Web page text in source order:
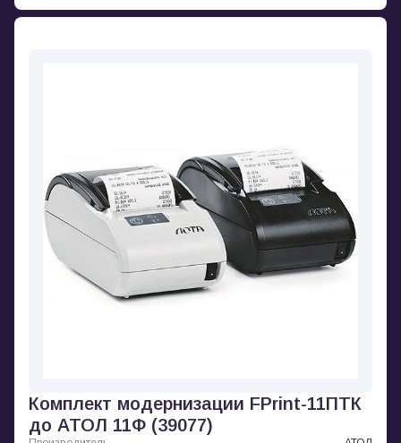
Комплект модернизации FPrint-11ПТК
до АТОЛ 11Ф (39077)